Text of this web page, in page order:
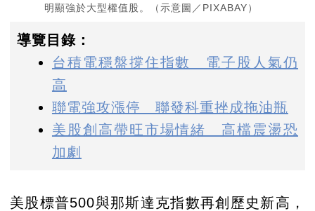
明顯強於大型權值股。（示意圖／PIXABAY）
導覽目錄：
台積電穩盤撐住指數 電子股人氣仍
高
聯電強攻漲停 聯發科重挫成拖油瓶
美股創高帶旺市場情緒 高檔震盪恐
加劇
美股標普500與那斯達克指數再創歷史新高，